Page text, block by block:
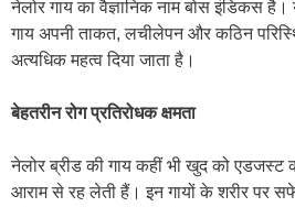
नेलोर गाय का वैज्ञानिक नाम बोस इंडिकस
गाय अपनी ताकत, लचीलेपन और कठिन
अत्यधिक महत्व दिया जाता है।
बेहतरीन रोग प्रतिरोधक क्षमता
नेलोर ब्रीड की गाय कहीं भी खुद को एडजस्ट
आराम से रह लेती हैं। इन गायों के शरीर पर